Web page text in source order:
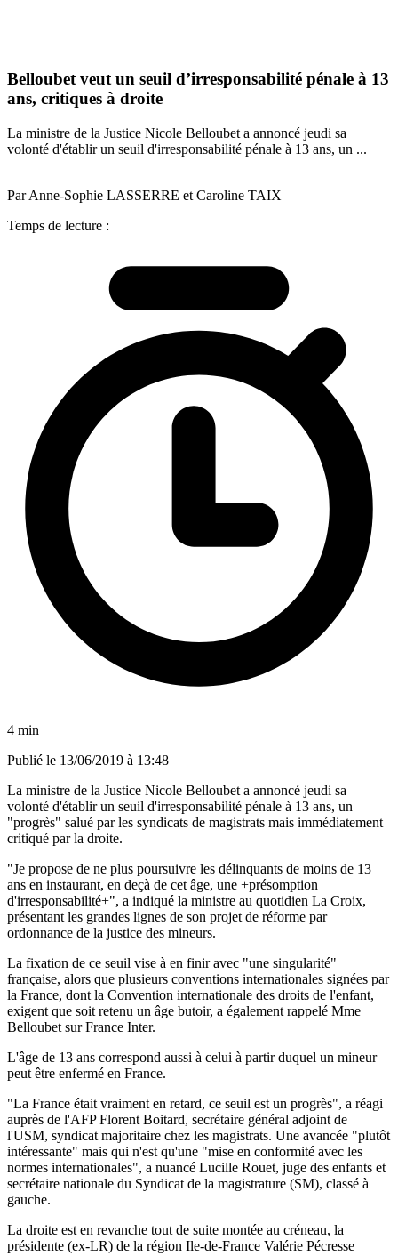
Belloubet veut un seuil d’irresponsabilité pénale à 13
ans, critiques à droite
La ministre de la Justice Nicole Belloubet a annoncé jeudi sa
volonté d'établir un seuil d'irresponsabilité pénale à 13 ans, un ...
Par Anne-Sophie LASSERRE et Caroline TAIX
Temps de lecture :
4 min
Publié le 13/06/2019 à 13:48
La ministre de la Justice Nicole Belloubet a annoncé jeudi sa
volonté d'établir un seuil d'irresponsabilité pénale à 13 ans, un
"progrès" salué par les syndicats de magistrats mais immédiatement
critiqué par la droite.
"Je propose de ne plus poursuivre les délinquants de moins de 13
ans en instaurant, en deçà de cet âge, une +présomption
d'irresponsabilité+", a indiqué la ministre au quotidien La Croix,
présentant les grandes lignes de son projet de réforme par
ordonnance de la justice des mineurs.
La fixation de ce seuil vise à en finir avec "une singularité"
française, alors que plusieurs conventions internationales signées par
la France, dont la Convention internationale des droits de l'enfant,
exigent que soit retenu un âge butoir, a également rappelé Mme
Belloubet sur France Inter.
L'âge de 13 ans correspond aussi à celui à partir duquel un mineur
peut être enfermé en France.
"La France était vraiment en retard, ce seuil est un progrès", a réagi
auprès de l'AFP Florent Boitard, secrétaire général adjoint de
l'USM, syndicat majoritaire chez les magistrats. Une avancée "plutôt
intéressante" mais qui n'est qu'une "mise en conformité avec les
normes internationales", a nuancé Lucille Rouet, juge des enfants et
secrétaire nationale du Syndicat de la magistrature (SM), classé à
gauche.
La droite est en revanche tout de suite montée au créneau, la
présidente (ex-LR) de la région Ile-de-France Valérie Pécresse